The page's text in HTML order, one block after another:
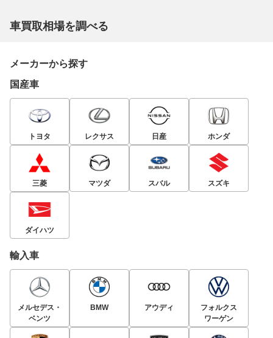
車買取相場を調べる
メーカーから探す
国産車
トヨタ レクサス 日産 ホンダ
三菱 マツダ スバル スズキ
ダイハツ
輸入車
メルセデス・
ベンツ
BMW アウディ
フォルクス
ワーゲン